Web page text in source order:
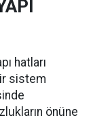
hatları
sistem
önüne